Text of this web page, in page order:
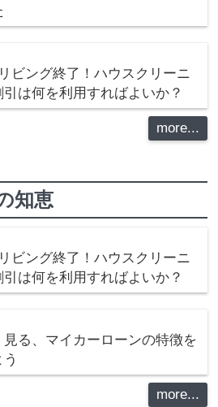
ビング終了！ハウスクリーニ
引は何を利用すればよいか？
more...
知恵
ビング終了！ハウスクリーニ
引は何を利用すればよいか？
見る、マイカーローンの特徴を
more...